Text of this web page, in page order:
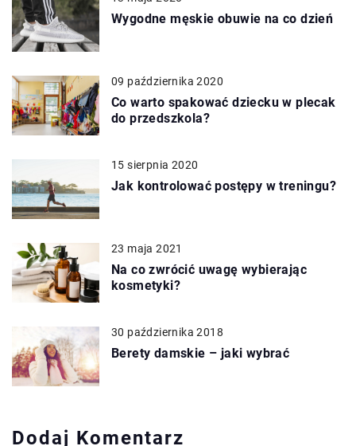
Wygodne męskie obuwie na co dzień
09 października 2020
Co warto spakować dziecku w plecak
do przedszkola?
15 sierpnia 2020
Jak kontrolować postępy w treningu?
23 maja 2021
Na co zwrócić uwagę wybierając
kosmetyki?
30 października 2018
Berety damskie – jaki wybrać
Dodaj Komentarz